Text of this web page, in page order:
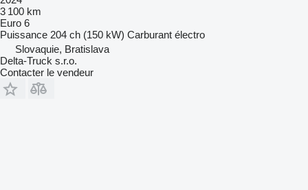
3 100 km
Euro 6
Puissance 204 ch (150 kW) Carburant électro
Slovaquie, Bratislava
Delta-Truck s.r.o.
Contacter le vendeur